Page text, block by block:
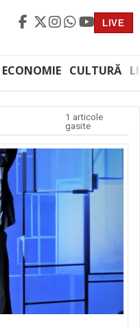
LIVE
ECONOMIE CULTURĂ
1 articole
gasite